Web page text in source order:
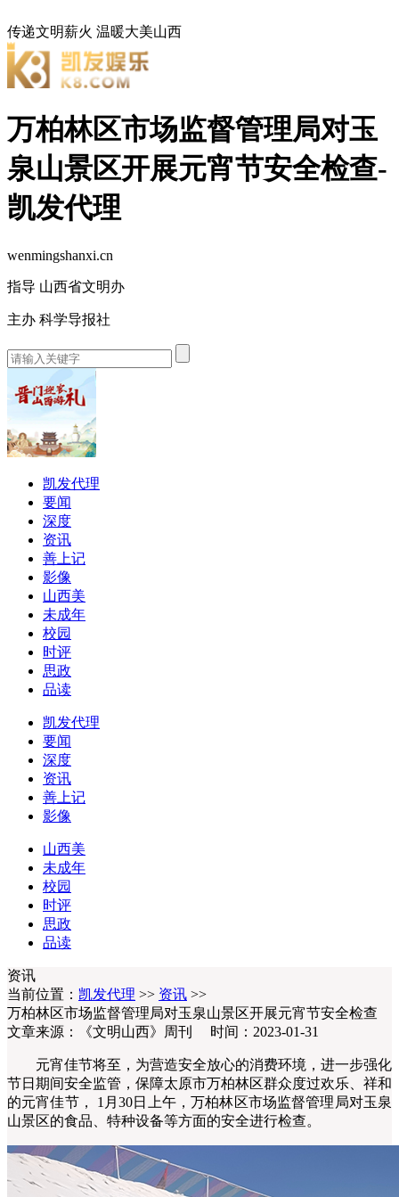
传递文明薪火 温暖大美山西
万柏林区市场监督管理局对玉
泉山景区开展元宵节安全检查-
凯发代理
wenmingshanxi.cn
指导 山西省文明办
主办 科学导报社
凯发代理
要闻
深度
资讯
善上记
影像
山西美
未成年
校园
时评
思政
品读
凯发代理
要闻
深度
资讯
善上记
影像
山西美
未成年
校园
时评
思政
品读
资讯
当前位置： 凯发代理 >> 资讯 >>
万柏林区市场监督管理局对玉泉山景区开展元宵节安全检查
文章来源：《文明山西》周刊 时间：2023-01-31
元宵佳节将至，为营造安全放心的消费环境，进一步强化
节日期间安全监管，保障太原市万柏林区群众度过欢乐、祥和
的元宵佳节， 1月30日上午，万柏林区市场监督管理局对玉泉
山景区的食品、特种设备等方面的安全进行检查。